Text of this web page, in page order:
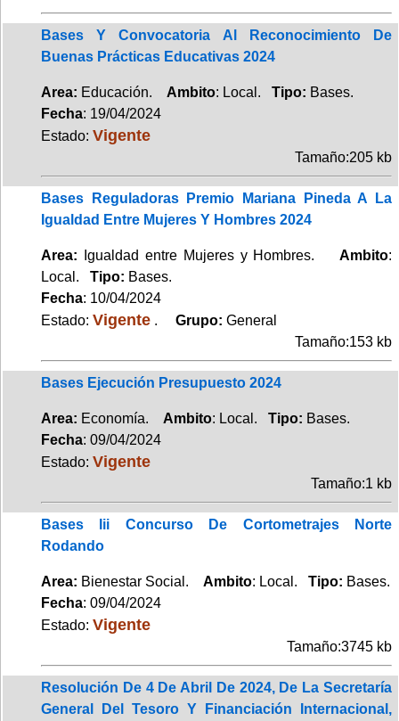
Bases Y Convocatoria Al Reconocimiento De
Buenas Prácticas Educativas 2024
Area: Educación. Ambito: Local. Tipo: Bases.
Fecha: 19/04/2024
Estado: Vigente
Tamaño:205 kb
Bases Reguladoras Premio Mariana Pineda A La
Igualdad Entre Mujeres Y Hombres 2024
Area: Igualdad entre Mujeres y Hombres. Ambito:
Local. Tipo: Bases.
Fecha: 10/04/2024
Estado: Vigente . Grupo: General
Tamaño:153 kb
Bases Ejecución Presupuesto 2024
Area: Economía. Ambito: Local. Tipo: Bases.
Fecha: 09/04/2024
Estado: Vigente
Tamaño:1 kb
Bases Iii Concurso De Cortometrajes Norte
Rodando
Area: Bienestar Social. Ambito: Local. Tipo: Bases.
Fecha: 09/04/2024
Estado: Vigente
Tamaño:3745 kb
Resolución De 4 De Abril De 2024, De La Secretaría
General Del Tesoro Y Financiación Internacional,